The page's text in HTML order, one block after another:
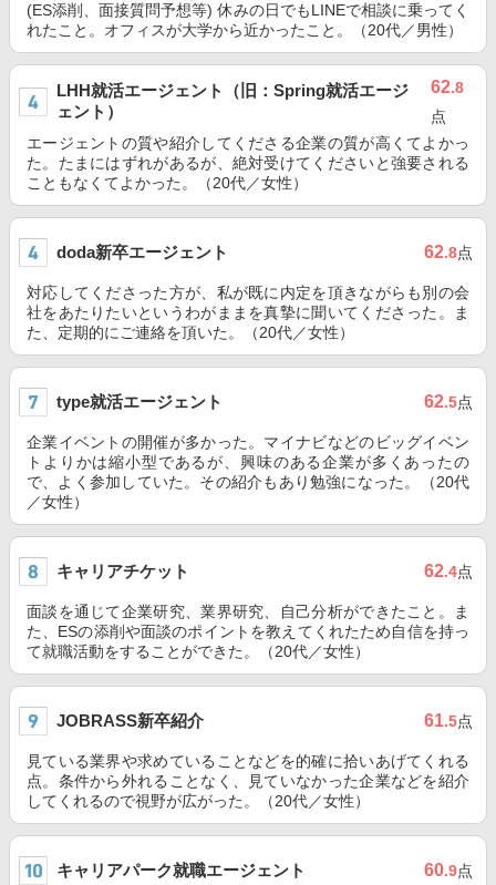
(ES添削、面接質問予想等) 休みの日でもLINEで相談に乗ってく
れたこと。オフィスが大学から近かったこと。（20代／男性）
LHH就活エージェント（旧：Spring就活エージ
ェント）
62.8
点
エージェントの質や紹介してくださる企業の質が高くてよかっ
た。たまにはずれがあるが、絶対受けてくださいと強要される
こともなくてよかった。（20代／女性）
doda新卒エージェント 62.8点
対応してくださった方が、私が既に内定を頂きながらも別の会
社をあたりたいというわがままを真摯に聞いてくださった。ま
た、定期的にご連絡を頂いた。（20代／女性）
type就活エージェント 62.5点
企業イベントの開催が多かった。マイナビなどのビッグイベン
トよりかは縮小型であるが、興味のある企業が多くあったの
で、よく参加していた。その紹介もあり勉強になった。（20代
／女性）
キャリアチケット 62.4点
面談を通じて企業研究、業界研究、自己分析ができたこと。ま
た、ESの添削や面談のポイントを教えてくれたため自信を持っ
て就職活動をすることができた。（20代／女性）
JOBRASS新卒紹介 61.5点
見ている業界や求めていることなどを的確に拾いあげてくれる
点。条件から外れることなく、見ていなかった企業などを紹介
してくれるので視野が広がった。（20代／女性）
キャリアパーク就職エージェント 60.9点